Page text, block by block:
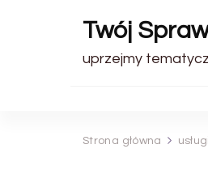
Twój
uprzejmy
Strona główna usługi